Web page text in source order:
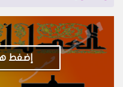
إضغط